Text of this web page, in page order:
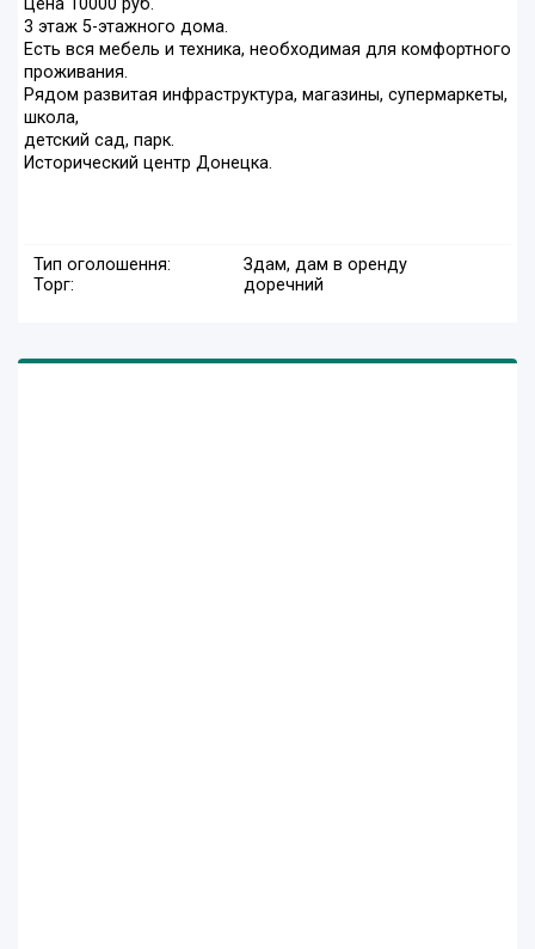
Цена 10000 руб.
3 этаж 5-этажного дома.
Есть вся мебель и техника, необходимая для комфортного
проживания.
Рядом развитая инфраструктура, магазины, супермаркеты,
школа,
детский сад, парк.
Исторический центр Донецка.
Тип оголошення:
Здам, дам в оренду
Торг:
доречний